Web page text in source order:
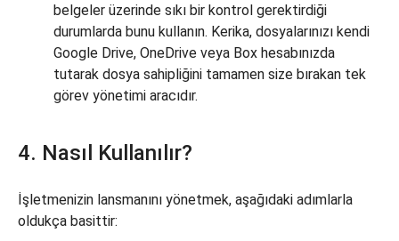
belgeler üzerinde sıkı bir kontrol gerektirdiği
durumlarda bunu kullanın. Kerika, dosyalarınızı kendi
Google Drive, OneDrive veya Box hesabınızda
tutarak dosya sahipliğini tamamen size bırakan tek
görev yönetimi aracıdır.
4. Nasıl Kullanılır?
İşletmenizin lansmanını yönetmek, aşağıdaki adımlarla
oldukça basittir: